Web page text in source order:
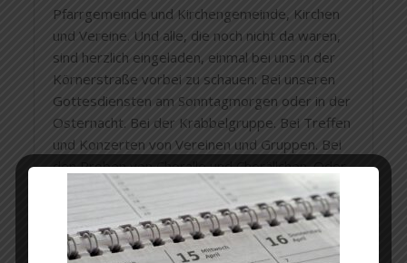
Pfarrgemeinde und Kirchengemeinde, Kirchen
und Vereine. Und alle, die noch nicht da waren,
sind herzlich eingeladen, einmal bei uns in der
Körnerstraße vorbei zu schauen: Bei unseren
Gottesdiensten am Sonntagmorgen oder in der
Osternacht. Bei der Krabbelgruppe. Bei Treffen
und Konzerten von Vereinen und Gruppen. Bei
den Proben von Choralle und Chorällchen. Oder
bei dem, was die Zukunft noch bringen wird.
In diesem Zentrum zur Ehre Gottes und zum
Segen für die Menschen.